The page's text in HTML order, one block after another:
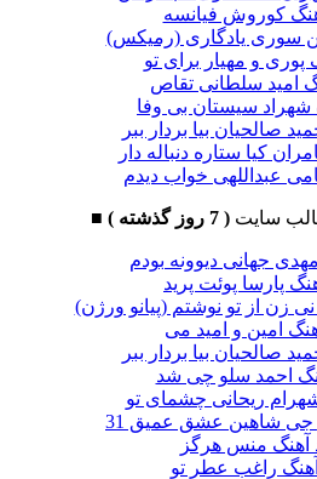
کوروش فیانسه
سوری یادگاری (رمیکس)
پوری و مهیار برای تو
امید سلطانی تقاص
شهراد سیستان بی وفا
صالحیان بیا بردار ببر
کیا ستاره دنباله دار
عبداللهی خواب دیدم
■ سایت( 7 روز گذشته )
مهدی جهانی دیوونه بودم
پارسا پوئت پرید
زن از تو نوشتم (پیانو ورژن)
امین و امید می
صالحیان بیا بردار ببر
احمد سلو چی شد
شهرام ریحانی چشمای تو
جی شاهین عشق عمیق 31
آهنگ منس هرگز
آهنگ راغب عطر تو